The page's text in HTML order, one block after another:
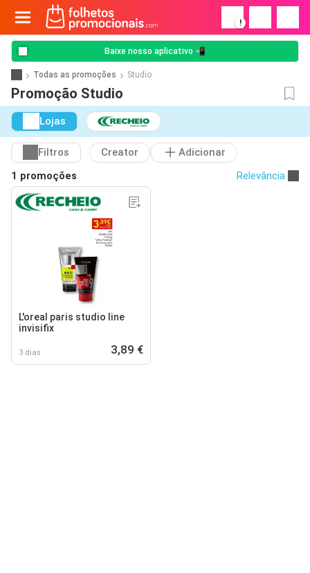
!
Baixe nosso aplicativo 📲
Todas as promoções Studio
Promoção Studio
Lojas
Filtros Creator
Adicionar
1 promoções
Relevância
L'oreal paris studio line
invisifix
3 dias 3,89 €